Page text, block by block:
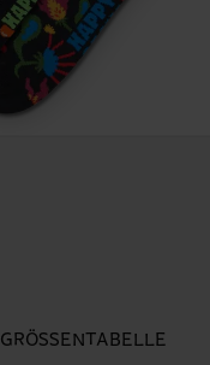
GRÖSSENTABELLE